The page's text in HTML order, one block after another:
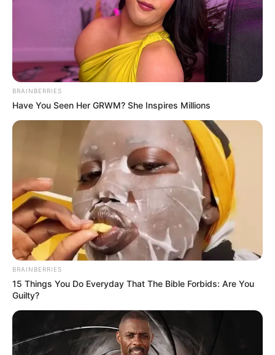
Colombia para terminar el
Acueducto
Complementario
MARTA LUCÍA RAMIREZ
Cinco cooperativas se
consolidarán en Ibagué
para mitigar el trabajo
informal
MARTA LUCÍA RAMIREZ
La vicepresidenta de
Colombia llegó a Ibagué
con planes para combatir
la informalidad y generar
empleo
Debemos tener paciencia
con las vacunas:
vicepresidente Ramírez
BRAINBERRIES
Have You Seen Her GRWM? She Inspires Millions
BRAINBERRIES
15 Things You Do Everyday That The Bible Forbids: Are You
Guilty?